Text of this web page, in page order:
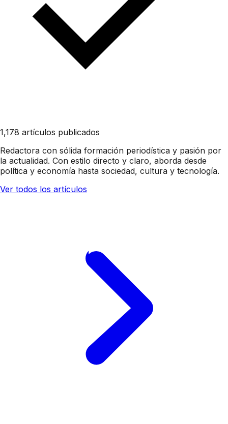
1,178 artículos publicados
Redactora con sólida formación periodística y pasión por
la actualidad. Con estilo directo y claro, aborda desde
política y economía hasta sociedad, cultura y tecnología.
Ver todos los artículos